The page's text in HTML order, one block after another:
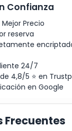
Confianza
Precio
reserva
24/7
4,8/5 ⭐ en
en Google
Frecuentes